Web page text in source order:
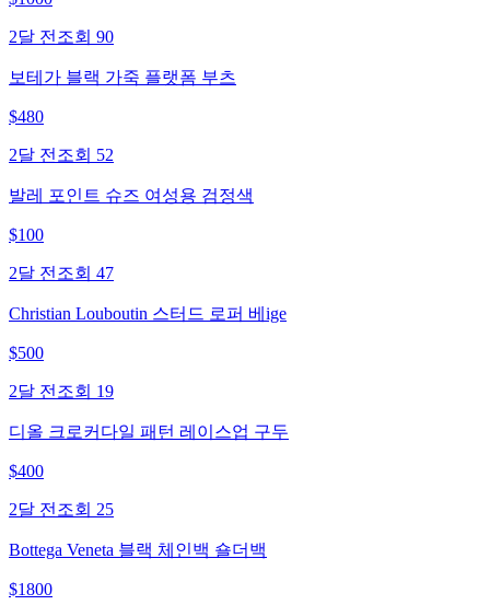
2달 전 조회 90
보테가 블랙 가죽 플랫폼 부츠
$480
2달 전 조회 52
발레 포인트 슈즈 여성용 검정색
$100
2달 전 조회 47
Christian Louboutin 스터드 로퍼 베ige
$500
2달 전 조회 19
디올 크로커다일 패턴 레이스업 구두
$400
2달 전 조회 25
Bottega Veneta 블랙 체인백 숄더백
$1800